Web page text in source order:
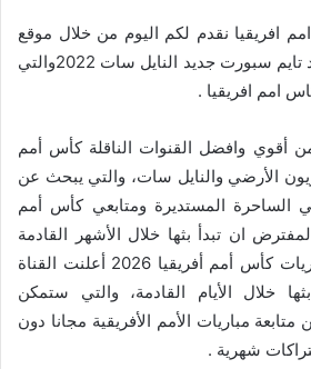
افريقيا نقدم لكم اليوم من خلال موقع
احدث تردد تايم سبورت جديد النايل سات 2022والتي
امم افريقيا .
أقوي وافضل القنوات الناقلة كأس أمم
علي التلفزيون الأرضي والنايل سات، والتي يبحث عن
الساحرة المستديرة ومتابعي كأس أمم
ان تبدأ بثها خلال الأشهر القادمة
لكن مع بداية اقتراب مباريات كأس أمم أفريقيا 2026 أعلنت القناة
خلال الأيام القادمة، والتي ستمكن
مباريات الأمم الأفريقية مجانا دون
شهرية .